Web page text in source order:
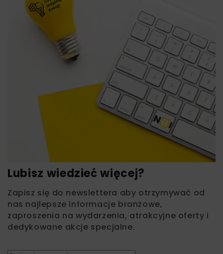
Lubisz wiedzieć więcej?
Zapisz się do newslettera aby otrzymywać od
nas najlepsze informacje branżowe,
zaproszenia na wydarzenia, atrakcyjne oferty i
dedykowane akcje specjalne.